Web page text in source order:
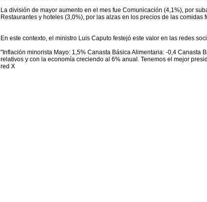
La división de mayor aumento en el mes fue Comunicación (4,1%), por
Restaurantes y hoteles (3,0%), por las alzas en los precios de las comidas
En este contexto, el ministro Luis Caputo festejó este valor en las redes
"Inflación minorista Mayo: 1,5% Canasta Básica Alimentaria: -0,4 Canasta
relativos y con la economía creciendo al 6% anual. Tenemos el mejor
red X